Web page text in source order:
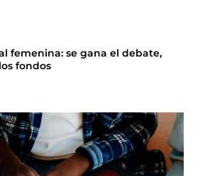
femenina: se gana el debate,
fondos